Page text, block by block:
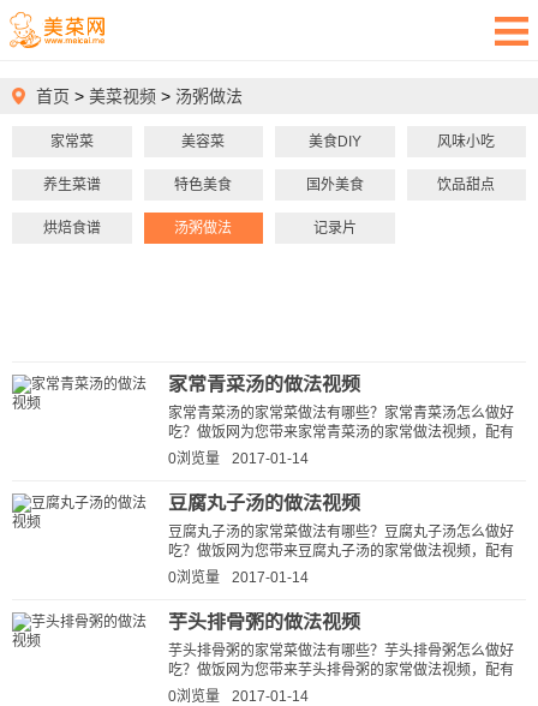
家常菜 美容菜 美食DIY 风味小吃
养生菜谱 特色美食 国外美食 饮品甜点
烘焙食谱 汤粥做法 记录片
首页 > 美菜视频 > 汤粥做法
家常青菜汤的做法视频
家常青菜汤的家常菜做法有哪些？家常青菜汤怎么做好
吃？做饭网为您带来家常青菜汤的家常做法视频，配有
详细的家常青菜汤的做法视频详解...
0浏览量 2017-01-14
豆腐丸子汤的做法视频
豆腐丸子汤的家常菜做法有哪些？豆腐丸子汤怎么做好
吃？做饭网为您带来豆腐丸子汤的家常做法视频，配有
详细的豆腐丸子汤的做法视频详解...
0浏览量 2017-01-14
芋头排骨粥的做法视频
芋头排骨粥的家常菜做法有哪些？芋头排骨粥怎么做好
吃？做饭网为您带来芋头排骨粥的家常做法视频，配有
详细的芋头排骨粥的做法视频详解...
0浏览量 2017-01-14